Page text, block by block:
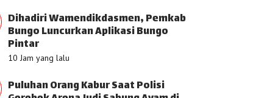
Dihadiri Wamendikdasmen, Pemkab
Bungo Luncurkan Aplikasi Bungo
Pintar
10 Jam yang lalu
Puluhan Orang Kabur Saat Polisi